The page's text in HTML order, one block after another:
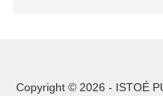
Copyright © 2026 - ISTOÉ